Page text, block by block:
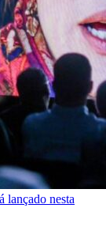
lançado nesta